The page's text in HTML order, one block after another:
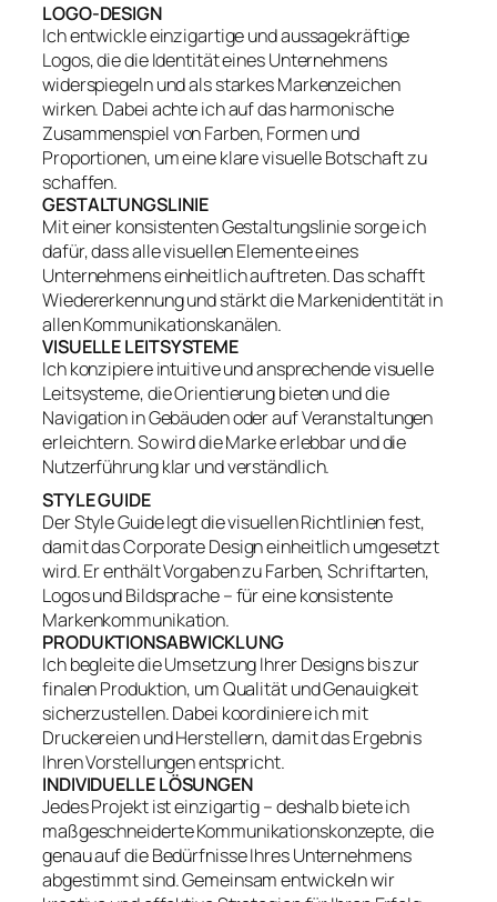
LOGO-DESIGN
Ich entwickle einzigartige und aussagekräftige
Logos, die die Identität eines Unternehmens
widerspiegeln und als starkes Markenzeichen
wirken. Dabei achte ich auf das harmonische
Zusammenspiel von Farben, Formen und
Proportionen, um eine klare visuelle Botschaft zu
schaffen.
GESTALTUNGSLINIE
Mit einer konsistenten Gestaltungslinie sorge ich
dafür, dass alle visuellen Elemente eines
Unternehmens einheitlich auftreten. Das schafft
Wiedererkennung und stärkt die Markenidentität in
allen Kommunikationskanälen.
VISUELLE LEITSYSTEME
Ich konzipiere intuitive und ansprechende visuelle
Leitsysteme, die Orientierung bieten und die
Navigation in Gebäuden oder auf Veranstaltungen
erleichtern. So wird die Marke erlebbar und die
Nutzerführung klar und verständlich.
STYLE GUIDE
Der Style Guide legt die visuellen Richtlinien fest,
damit das Corporate Design einheitlich umgesetzt
wird. Er enthält Vorgaben zu Farben, Schriftarten,
Logos und Bildsprache – für eine konsistente
Markenkommunikation.
PRODUKTIONSABWICKLUNG
Ich begleite die Umsetzung Ihrer Designs bis zur
finalen Produktion, um Qualität und Genauigkeit
sicherzustellen. Dabei koordiniere ich mit
Druckereien und Herstellern, damit das Ergebnis
Ihren Vorstellungen entspricht.
INDIVIDUELLE LÖSUNGEN
Jedes Projekt ist einzigartig – deshalb biete ich
maßgeschneiderte Kommunikationskonzepte, die
genau auf die Bedürfnisse Ihres Unternehmens
abgestimmt sind. Gemeinsam entwickeln wir